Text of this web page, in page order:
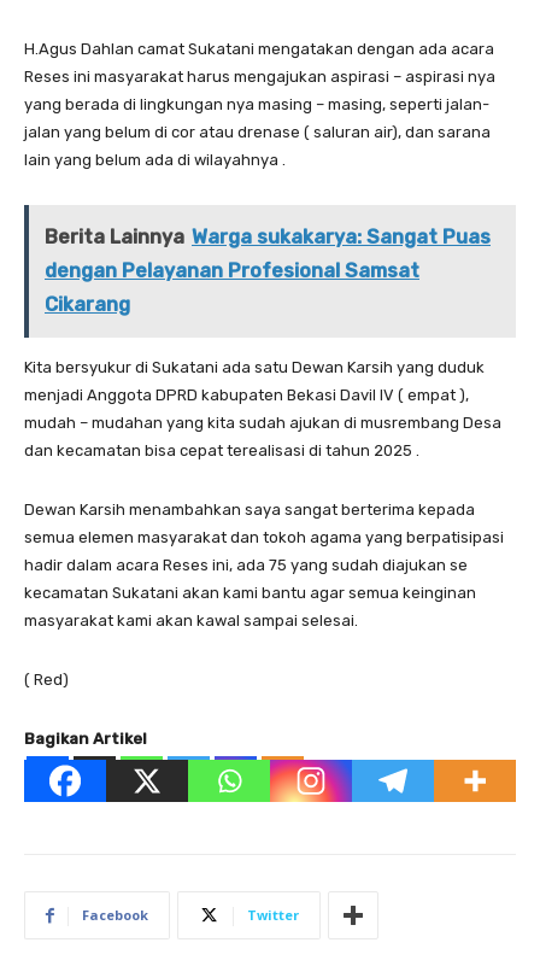
H.Agus Dahlan camat Sukatani mengatakan dengan ada acara
Reses ini masyarakat harus mengajukan aspirasi – aspirasi nya
yang berada di lingkungan nya masing – masing, seperti jalan-
jalan yang belum di cor atau drenase ( saluran air), dan sarana
lain yang belum ada di wilayahnya .
Berita Lainnya Warga sukakarya: Sangat Puas
dengan Pelayanan Profesional Samsat
Cikarang
Kita bersyukur di Sukatani ada satu Dewan Karsih yang duduk
menjadi Anggota DPRD kabupaten Bekasi Davil lV ( empat ),
mudah – mudahan yang kita sudah ajukan di musrembang Desa
dan kecamatan bisa cepat terealisasi di tahun 2025 .
Dewan Karsih menambahkan saya sangat berterima kepada
semua elemen masyarakat dan tokoh agama yang berpatisipasi
hadir dalam acara Reses ini, ada 75 yang sudah diajukan se
kecamatan Sukatani akan kami bantu agar semua keinginan
masyarakat kami akan kawal sampai selesai.
( Red)
Bagikan Artikel
Facebook Twitter